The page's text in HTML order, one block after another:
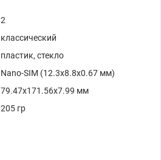
2
классический
пластик, стекло
Nano-SIM (12.3x8.8x0.67 мм)
79.47x171.56x7.99 мм
205 гр